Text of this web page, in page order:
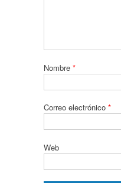
Nombre *
Correo electrónico *
Web